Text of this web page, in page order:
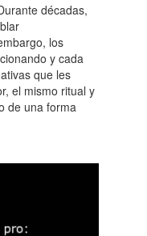
décadas,
los
y cada
que les
el mismo ritual y
de una forma